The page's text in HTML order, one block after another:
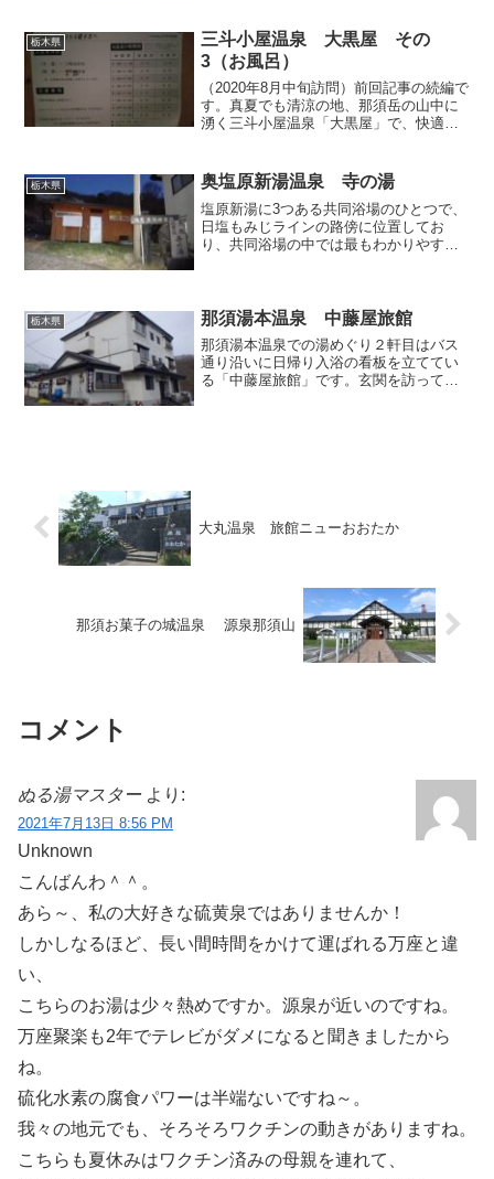
て脱衣所まで持っていかな...
栃木県
三斗小屋温泉 大黒屋 その
3（お風呂）
（2020年8月中旬訪問）前回記事の続編で
す。真夏でも清涼の地、那須岳の山中に
湧く三斗小屋温泉「大黒屋」で、快適な
時間ごとに男女の暖簾を掛け替えていま
す。もちろん両方...
栃木県 奥塩原新湯温泉 寺の湯
塩原新湯に3つある共同浴場のひとつで、
日塩もみじラインの路傍に位置してお
り、共同浴場の中では最もわかりやすい
か訪れています。後背に...
栃木県 那須湯本温泉 中藤屋旅館
那須湯本温泉での湯めぐり２軒目はバス
通り沿いに日帰り入浴の看板を立ててい
る「中藤屋旅館」です。玄関を訪って入
大丸温泉 旅館ニューおおたか
那須お菓子の城温泉 源泉那須山
コメント
ぬる湯マスター より:
2021年7月13日 8:56 PM
Unknown
こんばんわ＾＾。
あら～、私の大好きな硫黄泉ではありませんか！
しかしなるほど、長い間時間をかけて運ばれる万座と違
い、
こちらのお湯は少々熱めですか。源泉が近いのですね。
万座聚楽も2年でテレビがダメになると聞きましたから
ね。
硫化水素の腐食パワーは半端ないですね～。
我々の地元でも、そろそろワクチンの動きがありますね。
こちらも夏休みはワクチン済みの母親を連れて、